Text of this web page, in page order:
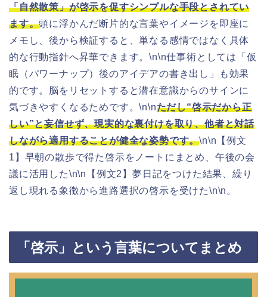
「自然散策」が啓示を促すシンプルな手段とされてい
ます。頭に浮かんだ断片的な言葉やイメージを即座に
メモし、後から検証すると、単なる感情ではなく具体
的な行動指針へ昇華できます。\n\n仕事術としては「仮
眠（パワーナップ）後のアイデアの書き出し」も効果
的です。脳をリセットすると潜在意識からのサインに
気づきやすくなるためです。\n\nただし“啓示だから正
しい”と妄信せず、現実的な裏付けを取り、他者と対話
しながら適用することが健全な姿勢です。\n\n【例文
1】早朝の散歩で得た啓示をノートにまとめ、午後の会
議に活用した\n\n【例文2】夢日記をつけた結果、繰り
返し現れる象徴から進路選択の啓示を受けた\n\n。
「啓示」という言葉についてまとめ